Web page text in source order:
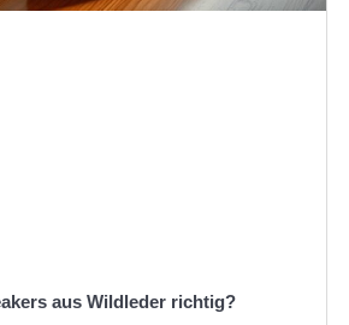
aus Wildleder richtig?